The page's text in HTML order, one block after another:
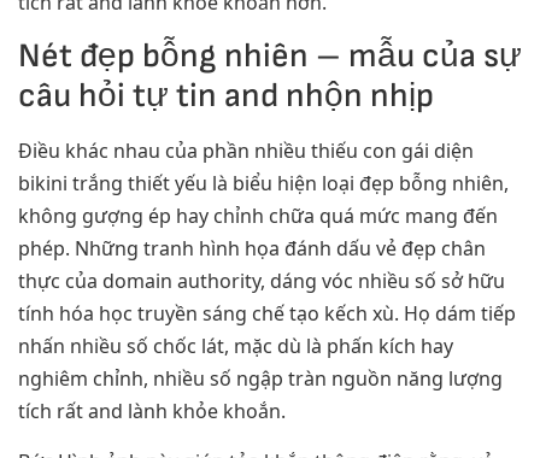
Nét đẹp bỗng nhiên – mẫu của sự
câu hỏi tự tin and nhộn nhịp
Điều khác nhau của phần nhiều thiếu con gái diện
bikini trắng thiết yếu là biểu hiện loại đẹp bỗng nhiên,
không gượng ép hay chỉnh chữa quá mức mang đến
phép. Những tranh hình họa đánh dấu vẻ đẹp chân
thực của domain authority, dáng vóc nhiều số sở hữu
tính hóa học truyền sáng chế tạo kếch xù. Họ dám tiếp
nhấn nhiều số chốc lát, mặc dù là phấn kích hay
nghiêm chỉnh, nhiều số ngập tràn nguồn năng lượng
tích rất and lành khỏe khoắn.